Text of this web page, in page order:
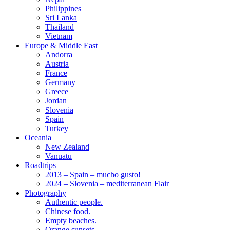
Philippines
Sri Lanka
Thailand
Vietnam
Europe & Middle East
Andorra
Austria
France
Germany
Greece
Jordan
Slovenia
Spain
Turkey
Oceania
New Zealand
Vanuatu
Roadtrips
2013 – Spain – mucho gusto!
2024 – Slovenia – mediterranean Flair
Photography
Authentic people.
Chinese food.
Empty beaches.